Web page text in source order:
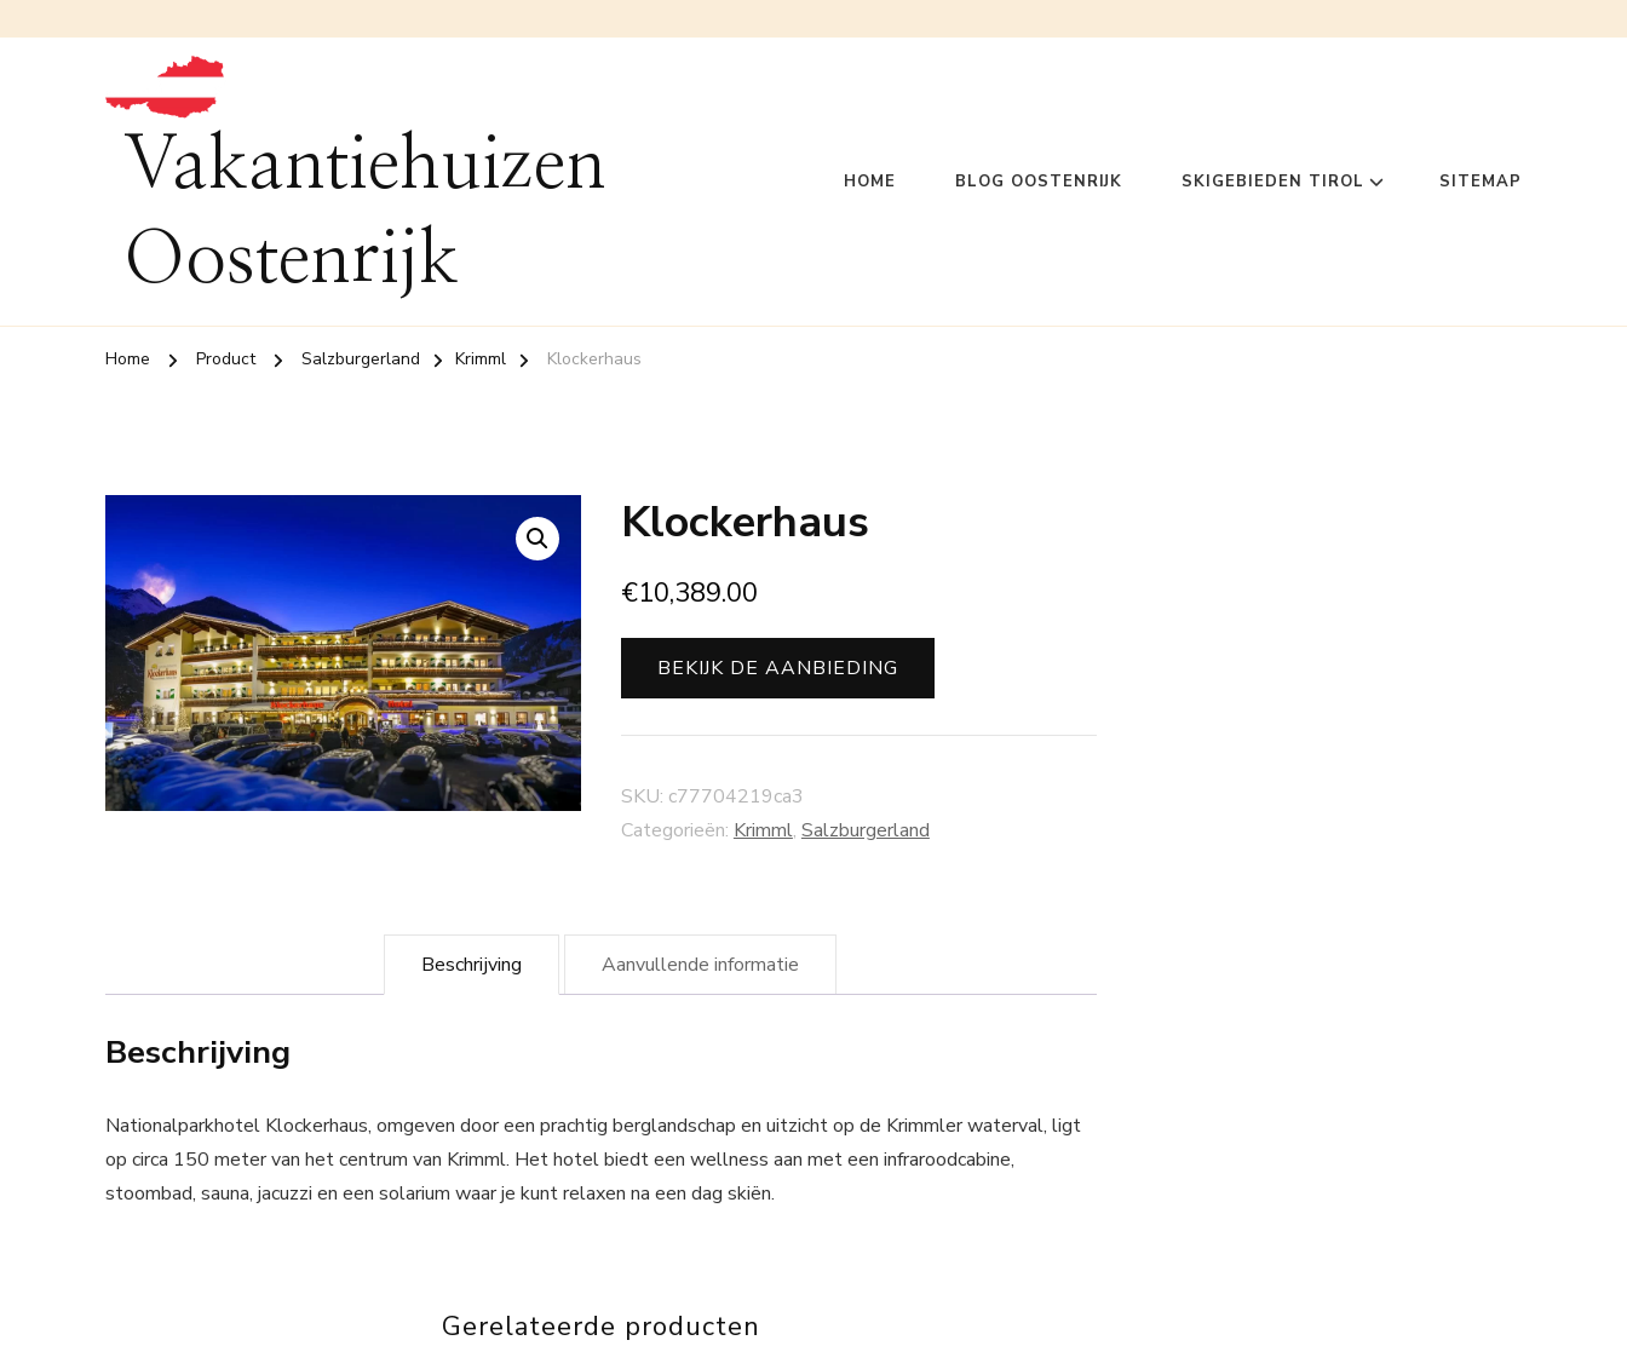
Vakantiehuizen
Oostenrijk
HOME BLOG OOSTENRIJK SKIGEBIEDEN TIROL SITEMAP
Home Product Salzburgerland Krimml Klockerhaus
Klockerhaus
€10,389.00
BEKIJK DE AANBIEDING
SKU: c77704219ca3
Categorieën: Krimml, Salzburgerland
Beschrijving Aanvullende informatie
Beschrijving
Nationalparkhotel Klockerhaus, omgeven door een prachtig berglandschap en uitzicht op de Krimmler waterval, ligt
op circa 150 meter van het centrum van Krimml. Het hotel biedt een wellness aan met een infraroodcabine,
stoombad, sauna, jacuzzi en een solarium waar je kunt relaxen na een dag skiën.
Gerelateerde producten